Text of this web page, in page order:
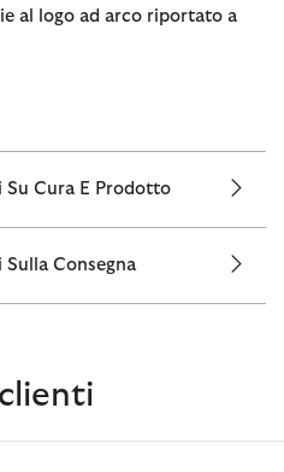
al logo ad arco riportato a
Cura E Prodotto
Consegna